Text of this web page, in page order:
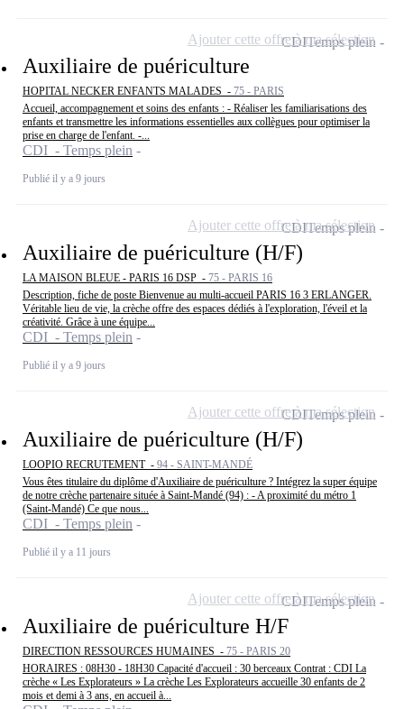
Auxiliaire de puériculture
HOPITAL NECKER ENFANTS MALADES - 75 - PARIS
Accueil, accompagnement et soins des enfants : - Réaliser les familiarisations des
enfants et transmettre les informations essentielles aux collègues pour optimiser la
prise en charge de l'enfant. -...
CDI - Temps plein
Publié il y a 9 jours
CDITemps plein
Ajouter cette offre à ma sélection
Auxiliaire de puériculture (H/F)
LA MAISON BLEUE - PARIS 16 DSP - 75 - PARIS 16
Description, fiche de poste Bienvenue au multi-accueil PARIS 16 3 ERLANGER.
Véritable lieu de vie, la crèche offre des espaces dédiés à l'exploration, l'éveil et la
créativité. Grâce à une équipe...
CDI - Temps plein
Publié il y a 9 jours
CDITemps plein
Ajouter cette offre à ma sélection
Auxiliaire de puériculture (H/F)
LOOPIO RECRUTEMENT - 94 - SAINT-MANDÉ
Vous êtes titulaire du diplôme d'Auxiliaire de puériculture ? Intégrez la super équipe
de notre crèche partenaire située à Saint-Mandé (94) : - A proximité du métro 1
(Saint-Mandé) Ce que nous...
CDI - Temps plein
Publié il y a 11 jours
CDITemps plein
Ajouter cette offre à ma sélection
Auxiliaire de puériculture H/F
DIRECTION RESSOURCES HUMAINES - 75 - PARIS 20
HORAIRES : 08H30 - 18H30 Capacité d'accueil : 30 berceaux Contrat : CDI La
crèche « Les Explorateurs » La crèche Les Explorateurs accueille 30 enfants de 2
mois et demi à 3 ans, en accueil à...
CDITemps plein
Ajouter cette offre à ma sélection